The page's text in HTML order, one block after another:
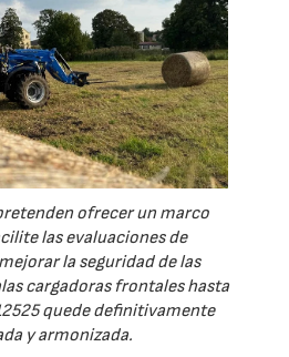
ofrecer un marco
las evaluaciones de
la seguridad de las
cargadoras frontales hasta
quede definitivamente
y armonizada.